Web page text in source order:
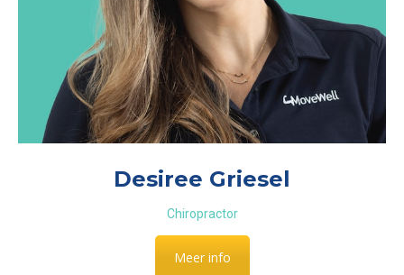
Desiree Griesel
Chiropractor
Meer info